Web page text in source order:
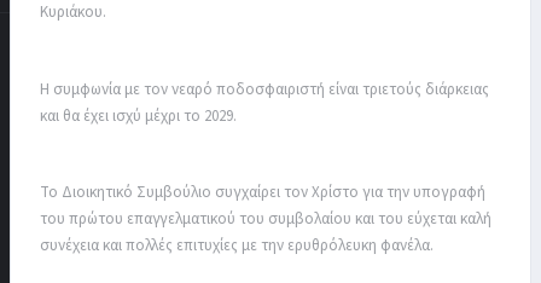
Κυριάκου.
Η συμφωνία με τον νεαρό ποδοσφαιριστή είναι τριετούς διάρκειας
και θα έχει ισχύ μέχρι το 2029.
Το Διοικητικό Συμβούλιο συγχαίρει τον Χρίστο για την υπογραφή
του πρώτου επαγγελματικού του συμβολαίου και του εύχεται καλή
συνέχεια και πολλές επιτυχίες με την ερυθρόλευκη φανέλα.